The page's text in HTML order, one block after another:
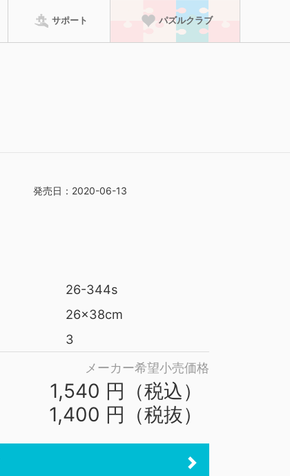
サポート パズルクラブ
発売日：2020-06-13
26-344s
26x38cm
3
メーカー希望小売価格
1,540 円（税込）
1,400 円（税抜）